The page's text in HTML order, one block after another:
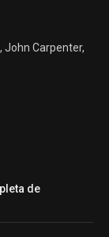
John Carpenter,
de